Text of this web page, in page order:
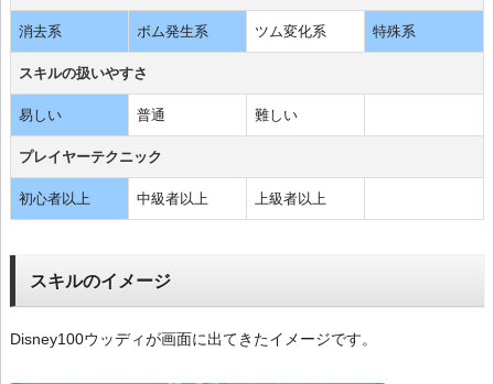
消去系 ボム発生系 ツム変化系 特殊系
スキルの扱いやすさ
易しい 普通 難しい
プレイヤーテクニック
初心者以上 中級者以上 上級者以上
スキルのイメージ
Disney100ウッディが画面に出てきたイメージです。